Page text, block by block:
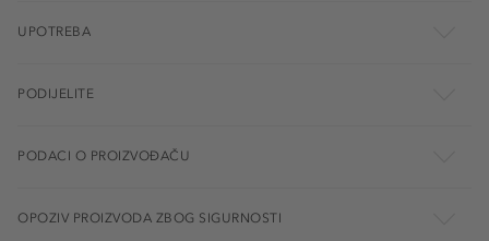
UPOTREBA
PODIJELITE
PODACI O PROIZVOĐAČU
OPOZIV PROIZVODA ZBOG SIGURNOSTI